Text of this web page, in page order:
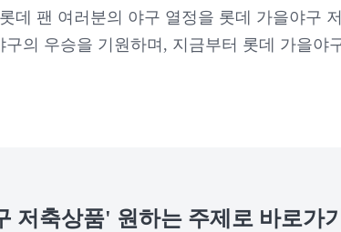
데 팬 여러분의 야구 열정을 롯데 가을야구
의 우승을 기원하며, 지금부터 롯데 가을야
저축상품' 원하는 주제로 바로가기